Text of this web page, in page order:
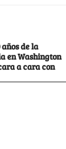
de la
en Washington
a cara con